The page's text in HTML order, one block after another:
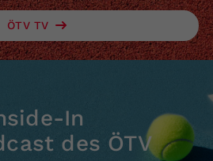
ÖTV TV
In
des ÖTV